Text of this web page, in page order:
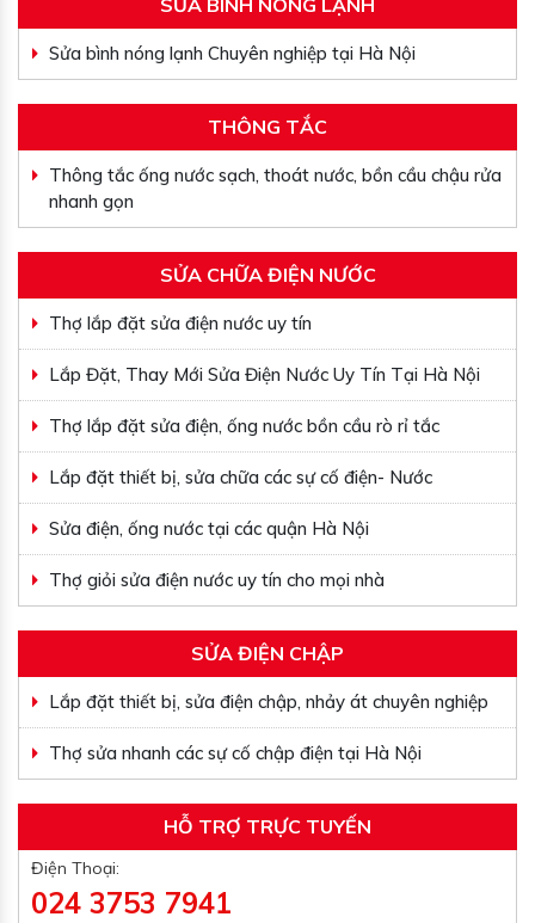
SỬA BÌNH NÓNG LẠNH
Sửa bình nóng lạnh Chuyên nghiệp tại Hà Nội
THÔNG TẮC
Thông tắc ống nước sạch, thoát nước, bồn cầu chậu rửa
nhanh gọn
SỬA CHỮA ĐIỆN NƯỚC
Thợ lắp đặt sửa điện nước uy tín
Lắp Đặt, Thay Mới Sửa Điện Nước Uy Tín Tại Hà Nội
Thợ lắp đặt sửa điện, ống nước bồn cầu rò rỉ tắc
Lắp đặt thiết bị, sửa chữa các sự cố điện- Nước
Sửa điện, ống nước tại các quận Hà Nội
Thợ giỏi sửa điện nước uy tín cho mọi nhà
SỬA ĐIỆN CHẬP
Lắp đặt thiết bị, sửa điện chập, nhảy át chuyên nghiệp
Thợ sửa nhanh các sự cố chập điện tại Hà Nội
HỖ TRỢ TRỰC TUYẾN
Điện Thoại:
024 3753 7941